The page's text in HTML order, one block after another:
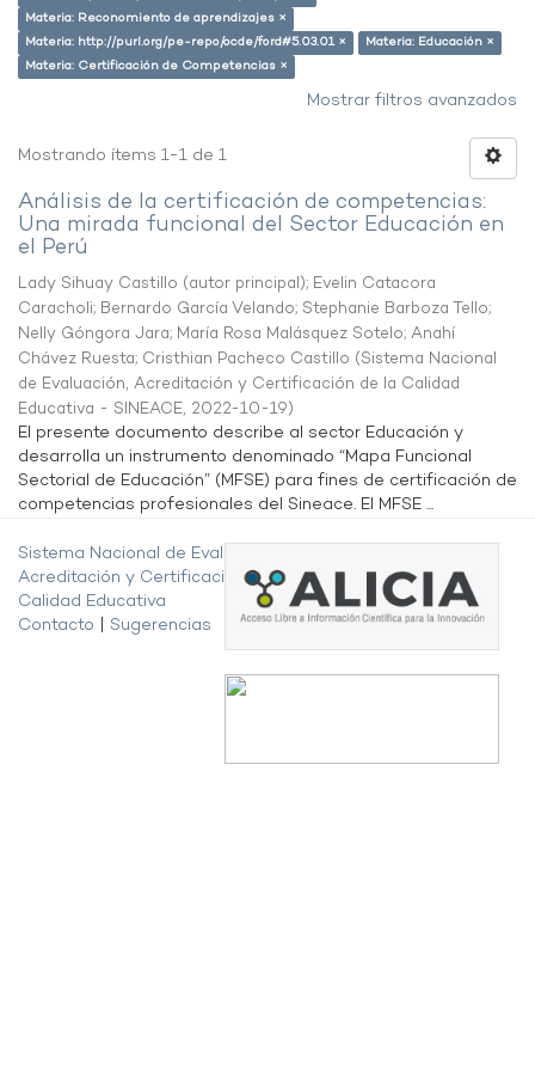
Materia: Reconomiento de aprendizajes ×
Materia: http://purl.org/pe-repo/ocde/ford#5.03.01 ×
Materia: Educación ×
Materia: Certificación de Competencias ×
Mostrar filtros avanzados
Mostrando ítems 1-1 de 1
Análisis de la certificación de competencias:
Una mirada funcional del Sector Educación en
el Perú
Lady Sihuay Castillo (autor principal); Evelin Catacora
Caracholi; Bernardo García Velando; Stephanie Barboza Tello;
Nelly Góngora Jara; María Rosa Malásquez Sotelo; Anahí
Chávez Ruesta; Cristhian Pacheco Castillo (Sistema Nacional
de Evaluación, Acreditación y Certificación de la Calidad
Educativa - SINEACE, 2022-10-19)
El presente documento describe al sector Educación y
desarrolla un instrumento denominado “Mapa Funcional
Sectorial de Educación” (MFSE) para fines de certificación de
competencias profesionales del Sineace. El MFSE ...
Sistema Nacional de Evaluación,
Acreditación y Certificación de la
Calidad Educativa
Contacto
Sugerencias